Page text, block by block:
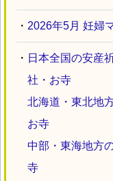
・ 2026年5月 妊婦
・ 日本全国の安産
社・お寺
北海道・東北地
お寺
中部・東海地方
寺